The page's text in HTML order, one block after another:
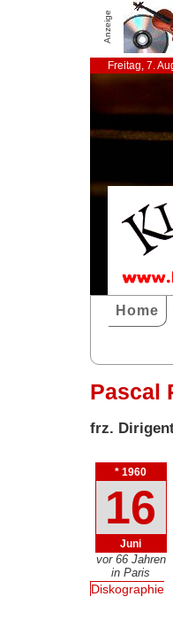
Anzeige
Freitag, 7.
Home
Pascal
frz.
* 1960
16
Juni
vor 66 Jahren
in Paris
Diskographie